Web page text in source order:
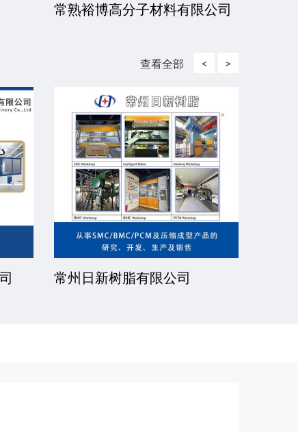
常熟裕博高分子材料有限公司
查看全部 <
常州日新树脂有限公司
>